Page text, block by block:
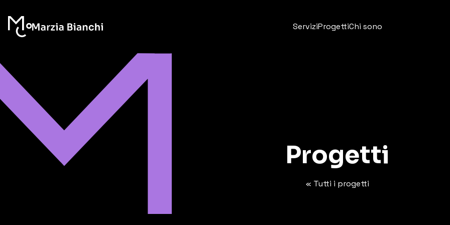
ServiziProgettiChi sono
Progetti
« Tutti i progetti